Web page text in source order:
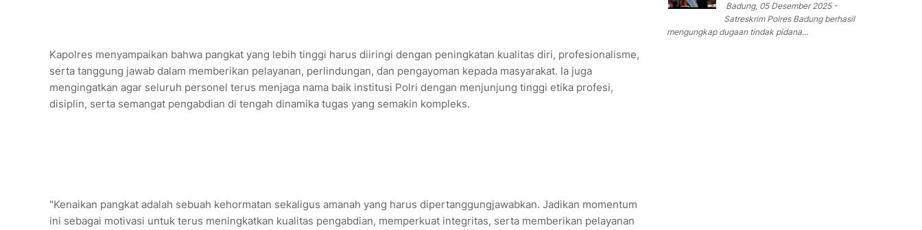
‎Kapolres menyampaikan bahwa pangkat yang lebih tinggi harus diiringi dengan peningkatan kualitas diri, profesionalisme,
serta tanggung jawab dalam memberikan pelayanan, perlindungan, dan pengayoman kepada masyarakat. Ia juga
mengingatkan agar seluruh personel terus menjaga nama baik institusi Polri dengan menjunjung tinggi etika profesi,
disiplin, serta semangat pengabdian di tengah dinamika tugas yang semakin kompleks.
‎"Kenaikan pangkat adalah sebuah kehormatan sekaligus amanah yang harus dipertanggungjawabkan. Jadikan momentum
ini sebagai motivasi untuk terus meningkatkan kualitas pengabdian, memperkuat integritas, serta memberikan pelayanan
Badung, 05 Desember 2025 -
Satreskrim Polres Badung berhasil
mengungkap dugaan tindak pidana...